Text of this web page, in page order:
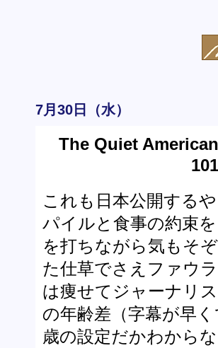
7月30日（水）
The Quiet
これも日本公開する
パイルと食事の約束
を打ちながら気もそ
た仕草でさえファウ
は痩せてジャーナリ
の年齢差（字幕が早
歳の設定だかわから